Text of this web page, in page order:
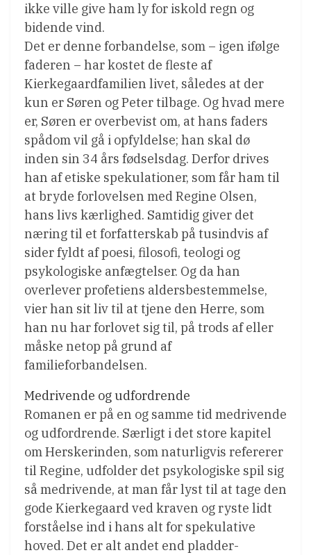
ikke ville give ham ly for iskold regn og
bidende vind.
Det er denne forbandelse, som – igen ifølge
faderen – har kostet de fleste af
Kierkegaardfamilien livet, således at der
kun er Søren og Peter tilbage. Og hvad mere
er, Søren er overbevist om, at hans faders
spådom vil gå i opfyldelse; han skal dø
inden sin 34 års fødselsdag. Derfor drives
han af etiske spekulationer, som får ham til
at bryde forlovelsen med Regine Olsen,
hans livs kærlighed. Samtidig giver det
næring til et forfatterskab på tusindvis af
sider fyldt af poesi, filosofi, teologi og
psykologiske anfægtelser. Og da han
overlever profetiens aldersbestemmelse,
vier han sit liv til at tjene den Herre, som
han nu har forlovet sig til, på trods af eller
måske netop på grund af
familieforbandelsen.
Medrivende og udfordrende
Romanen er på en og samme tid medrivende
og udfordrende. Særligt i det store kapitel
om Herskerinden, som naturligvis refererer
til Regine, udfolder det psykologiske spil sig
så medrivende, at man får lyst til at tage den
gode Kierkegaard ved kraven og ryste lidt
forståelse ind i hans alt for spekulative
hoved. Det er alt andet end pladder-